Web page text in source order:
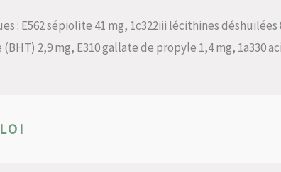
: E562 sépiolite 41 mg, 1c322iii lécithines déshuilées
2,9 mg, E310 gallate de propyle 1,4 mg, 1a330